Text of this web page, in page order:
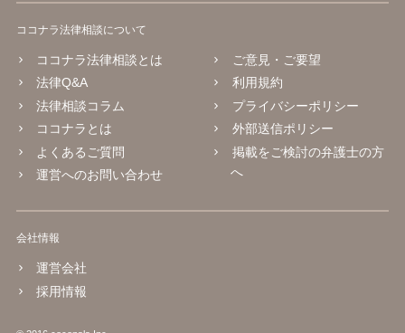
ココナラ法律相談について
ココナラ法律相談とは
法律Q&A
法律相談コラム
ココナラとは
よくあるご質問
運営へのお問い合わせ
ご意見・ご要望
利用規約
プライバシーポリシー
外部送信ポリシー
掲載をご検討の弁護士の方
へ
会社情報
運営会社
採用情報